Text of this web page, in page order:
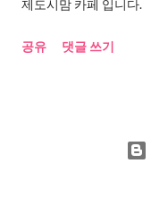
제도시맘 카페 입니다.
공유 댓글 쓰기